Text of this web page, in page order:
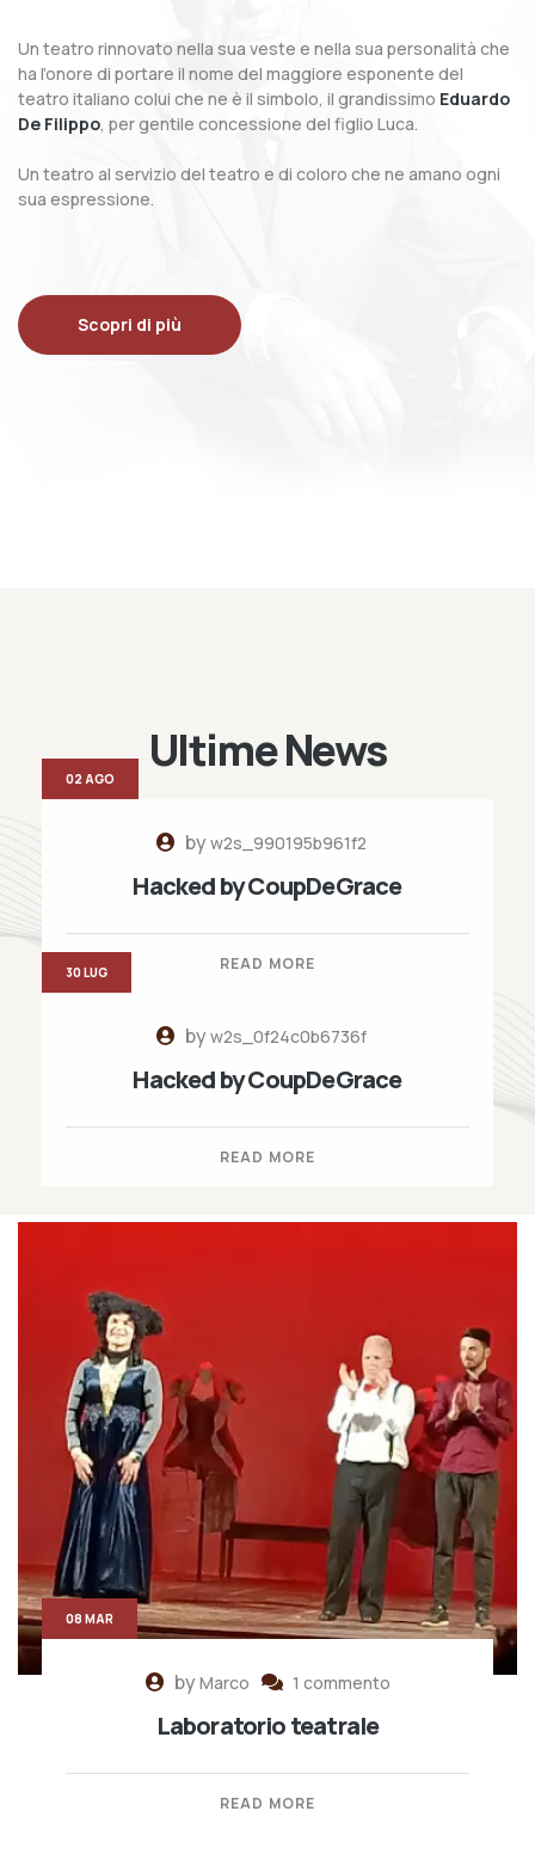
Un teatro rinnovato nella sua veste e nella sua personalità che
ha l’onore di portare il nome del maggiore esponente del
teatro italiano colui che ne è il simbolo, il grandissimo Eduardo
De Filippo, per gentile concessione del figlio Luca.
Un teatro al servizio del teatro e di coloro che ne amano ogni
sua espressione.
Scopri di più
Ultime News
byw2s_990195b961f2
Hacked by CoupDeGrace
READ MORE
02 AGO
byw2s_0f24c0b6736f
Hacked by CoupDeGrace
READ MORE
30 LUG
byMarco 1 commento
Laboratorio teatrale
READ MORE
08 MAR